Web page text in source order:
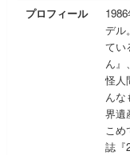
プロフィール
デル
てい
ん
怪人
ん
界遺
こ
誌『